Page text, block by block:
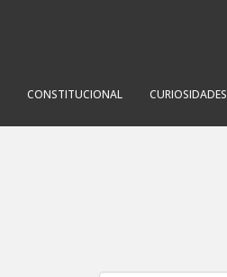
CONSTITUCIONAL CURIOSIDADES